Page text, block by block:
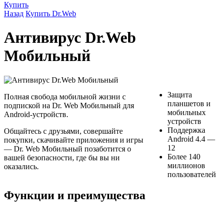
Купить
Назад Купить Dr.Web
Антивирус Dr.Web
Мобильный
Полная свобода мобильной жизни с
подпиской на Dr. Web Мобильный для
Android-устройств.
Общайтесь с друзьями, совершайте
покупки, скачивайте приложения и игры
— Dr. Web Мобильный позаботится о
вашей безопасности, где бы вы ни
оказались.
Защита
планшетов и
мобильных
устройств
Поддержка
Android 4.4 —
12
Более 140
миллионов
пользователей
Функции и преимущества